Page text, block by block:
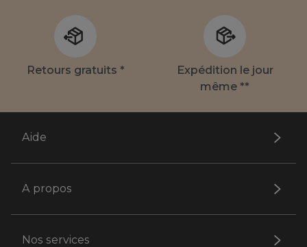
Retours gratuits *
Expédition le jour
même **
Aide
A propos
Nos services